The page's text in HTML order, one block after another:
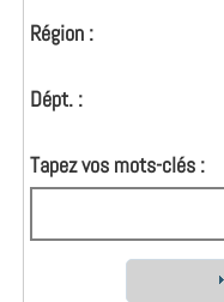
Région :
Dépt. :
Tapez vos mots-clés :